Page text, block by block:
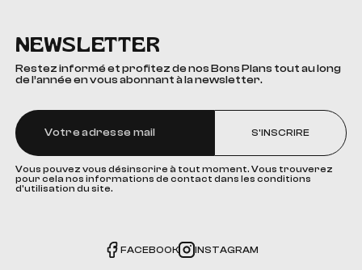
NEWSLETTER
Restez informé et profitez de nos Bons Plans tout au long
de l’année en vous abonnant à la newsletter.
S'INSCRIRE
Vous pouvez vous désinscrire à tout moment. Vous trouverez
pour cela nos informations de contact dans les conditions
d'utilisation du site.
FACEBOOK INSTAGRAM